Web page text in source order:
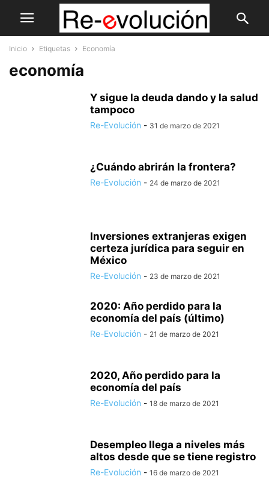
Inicio Etiquetas Economía
economía
Y sigue la deuda dando y la salud
tampoco
Re-Evolución - 31 de marzo de 2021
¿Cuándo abrirán la frontera?
Re-Evolución - 24 de marzo de 2021
Inversiones extranjeras exigen
certeza jurídica para seguir en
México
Re-Evolución - 23 de marzo de 2021
2020: Año perdido para la
economía del país (último)
Re-Evolución - 21 de marzo de 2021
2020, Año perdido para la
economía del país
Re-Evolución - 18 de marzo de 2021
Desempleo llega a niveles más
altos desde que se tiene registro
Re-Evolución - 16 de marzo de 2021